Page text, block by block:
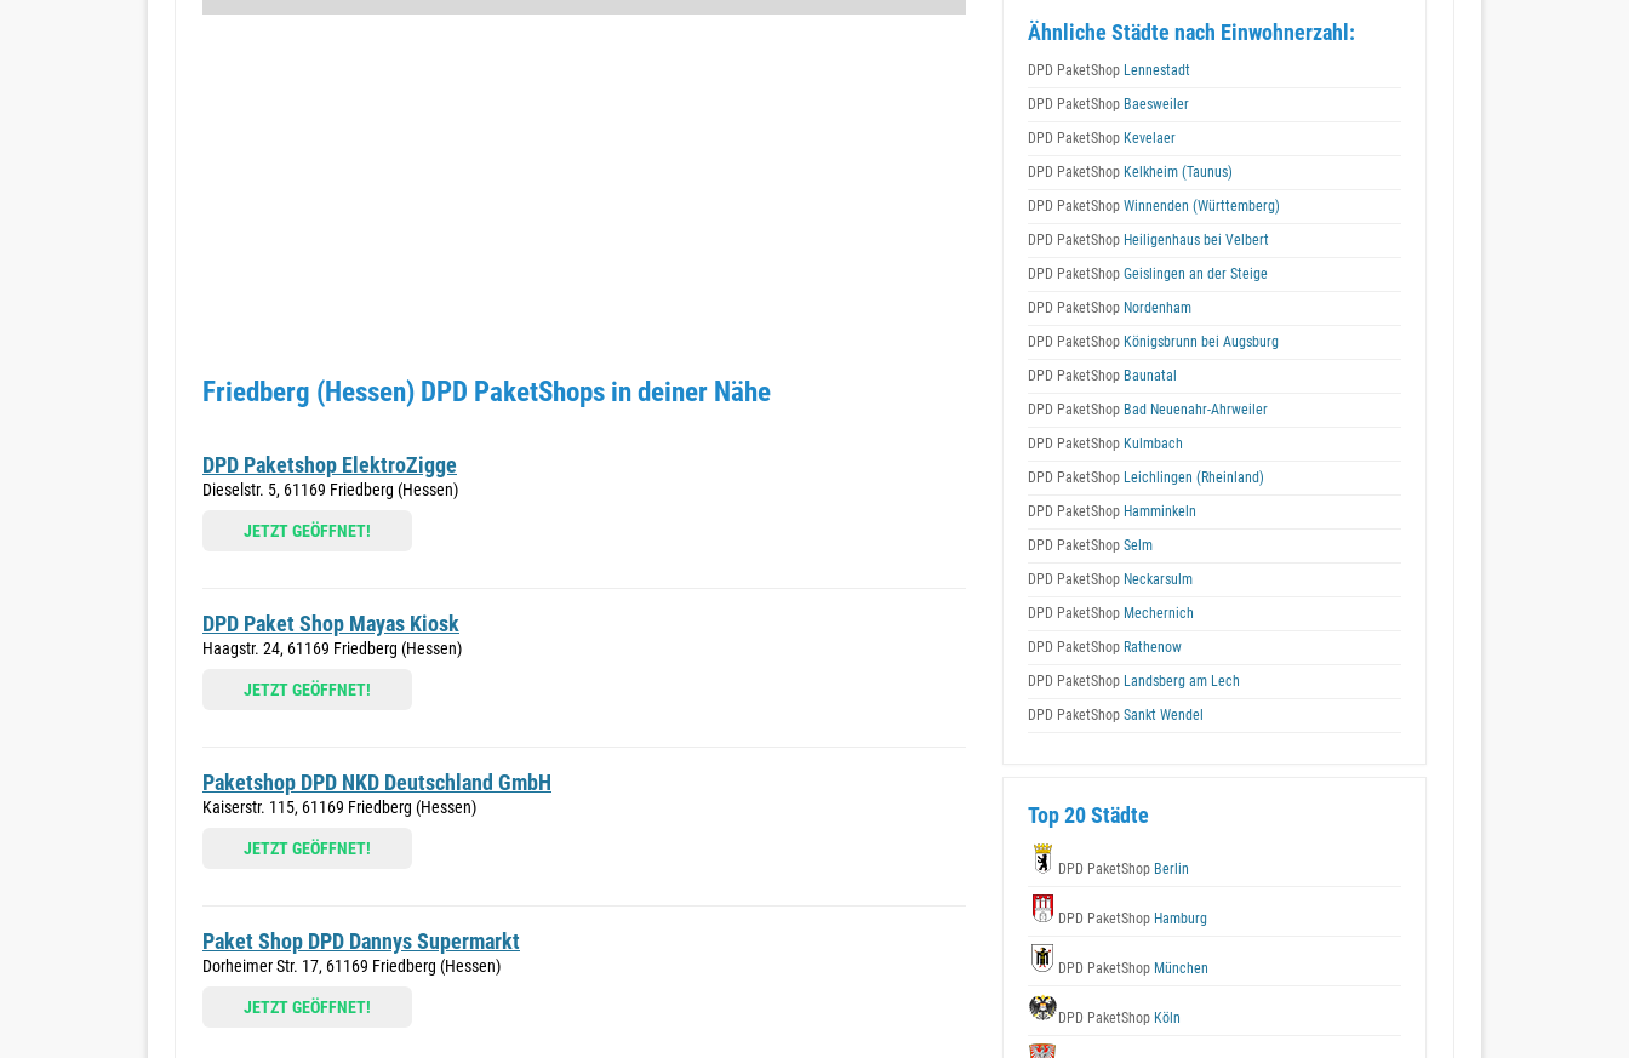
Friedberg (Hessen) DPD PaketShops in deiner Nähe
DPD Paketshop ElektroZigge
Dieselstr. 5, 61169 Friedberg (Hessen)
JETZT GEÖFFNET!
DPD Paket Shop Mayas Kiosk
Haagstr. 24, 61169 Friedberg (Hessen)
JETZT GEÖFFNET!
Paketshop DPD NKD Deutschland GmbH
Kaiserstr. 115, 61169 Friedberg (Hessen)
JETZT GEÖFFNET!
Paket Shop DPD Dannys Supermarkt
Dorheimer Str. 17, 61169 Friedberg (Hessen)
JETZT GEÖFFNET!
Ähnliche Städte nach Einwohnerzahl:
DPD PaketShop Lennestadt
DPD PaketShop Baesweiler
DPD PaketShop Kevelaer
DPD PaketShop Kelkheim (Taunus)
DPD PaketShop Winnenden (Württemberg)
DPD PaketShop Heiligenhaus bei Velbert
DPD PaketShop Geislingen an der Steige
DPD PaketShop Nordenham
DPD PaketShop Königsbrunn bei Augsburg
DPD PaketShop Baunatal
DPD PaketShop Bad Neuenahr-Ahrweiler
DPD PaketShop Kulmbach
DPD PaketShop Leichlingen (Rheinland)
DPD PaketShop Hamminkeln
DPD PaketShop Selm
DPD PaketShop Neckarsulm
DPD PaketShop Mechernich
DPD PaketShop Rathenow
DPD PaketShop Landsberg am Lech
DPD PaketShop Sankt Wendel
Top 20 Städte
DPD PaketShop Berlin
DPD PaketShop Hamburg
DPD PaketShop München
DPD PaketShop Köln